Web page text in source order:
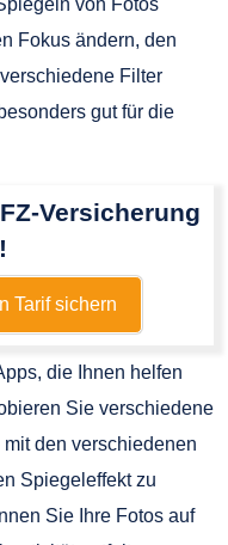
von Fotos
Fokus ändern, den
Filter
gut für die
Versicherung
Tarif sichern
die Ihnen helfen
Sie verschiedene
den verschiedenen
Spiegeleffekt zu
Sie Ihre Fotos auf